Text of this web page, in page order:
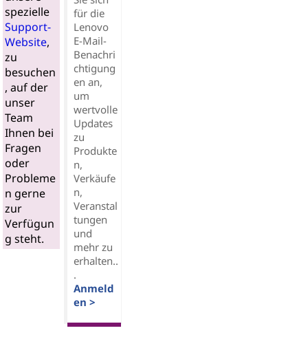
spezielle
Support-
Website,
zu
besuchen
, auf der
unser
Team
Ihnen bei
Fragen
oder
Probleme
n gerne
zur
Verfügun
g steht.
für die
Lenovo
E-Mail-
Benachri
chtigung
en an,
um
wertvolle
Updates
zu
Produkte
n,
Verkäufe
n,
Veranstal
tungen
und
mehr zu
erhalten..
.
Anmeld
en >